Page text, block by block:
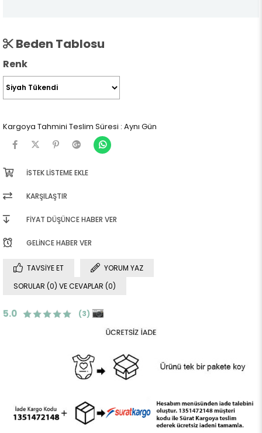
Beden Tablosu
Renk
Kargoya Tahmini Teslim Süresi : Aynı Gün
İSTEK LISTEME EKLE
KARŞILAŞTIR
FIYAT DÜŞÜNCE HABER VER
GELINCE HABER VER
TAVSIYE ET
YORUM YAZ
SORULAR (0) VE CEVAPLAR (0)
5.0 (3)